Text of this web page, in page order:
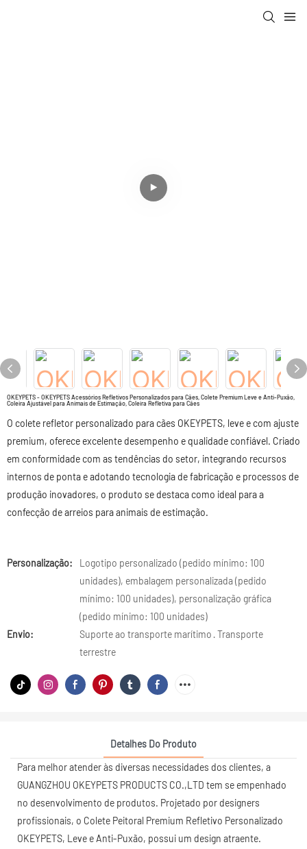
OKEYPETS - OKEYPETS Acessórios Refletivos Personalizados para Cães, Colete Premium Leve e Anti-Puxão,
Coleira Ajustável para Animais de Estimação, Coleira Refletiva para Cães
O colete refletor personalizado para cães OKEYPETS, leve e com ajuste
premium, oferece excelente desempenho e qualidade confiável. Criado
em conformidade com as tendências do setor, integrando recursos
internos de ponta e adotando tecnologia de fabricação e processos de
produção inovadores, o produto se destaca como ideal para a
confecção de arreios para animais de estimação.
Personalização:
Logotipo personalizado (pedido mínimo: 100
unidades), embalagem personalizada (pedido
mínimo: 100 unidades), personalização gráfica
(pedido mínimo: 100 unidades)
Envio:
Suporte ao transporte marítimo · Transporte
terrestre
Detalhes Do Produto
Para melhor atender às diversas necessidades dos clientes, a
GUANGZHOU OKEYPETS PRODUCTS CO.,LTD tem se empenhado
no desenvolvimento de produtos. Projetado por designers
profissionais, o Colete Peitoral Premium Refletivo Personalizado
OKEYPETS, Leve e Anti-Puxão, possui um design atraente.